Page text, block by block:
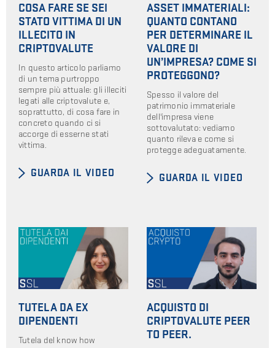
COSA FARE SE SEI
STATO VITTIMA DI UN
ILLECITO IN
CRIPTOVALUTE
In questo articolo parliamo
di un tema purtroppo
sempre più attuale: gli illeciti
legati alle criptovalute e,
soprattutto, di cosa fare in
concreto quando ci si
accorge di esserne stati
vittima.
GUARDA IL VIDEO
ASSET IMMATERIALI:
QUANTO CONTANO
PER DETERMINARE IL
VALORE DI
UN’IMPRESA? COME SI
PROTEGGONO?
Spesso il valore del
patrimonio immateriale
dell'impresa viene
sottovalutato: vediamo
quanto rileva e come si
protegge adeguatamente.
GUARDA IL VIDEO
TUTELA DA EX
DIPENDENTI
Tutela del know how
ACQUISTO DI
CRIPTOVALUTE PEER
TO PEER.